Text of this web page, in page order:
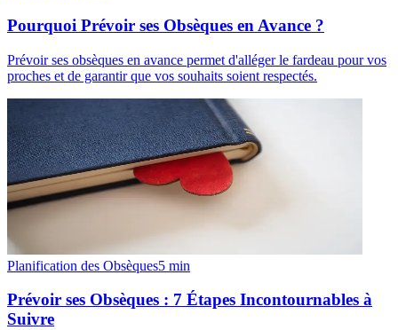
Pourquoi Prévoir ses Obsèques en Avance ?
Prévoir ses obsèques en avance permet d'alléger le fardeau pour vos
proches et de garantir que vos souhaits soient respectés.
Planification des Obsèques5 min
Prévoir ses Obsèques : 7 Étapes Incontournables à
Suivre